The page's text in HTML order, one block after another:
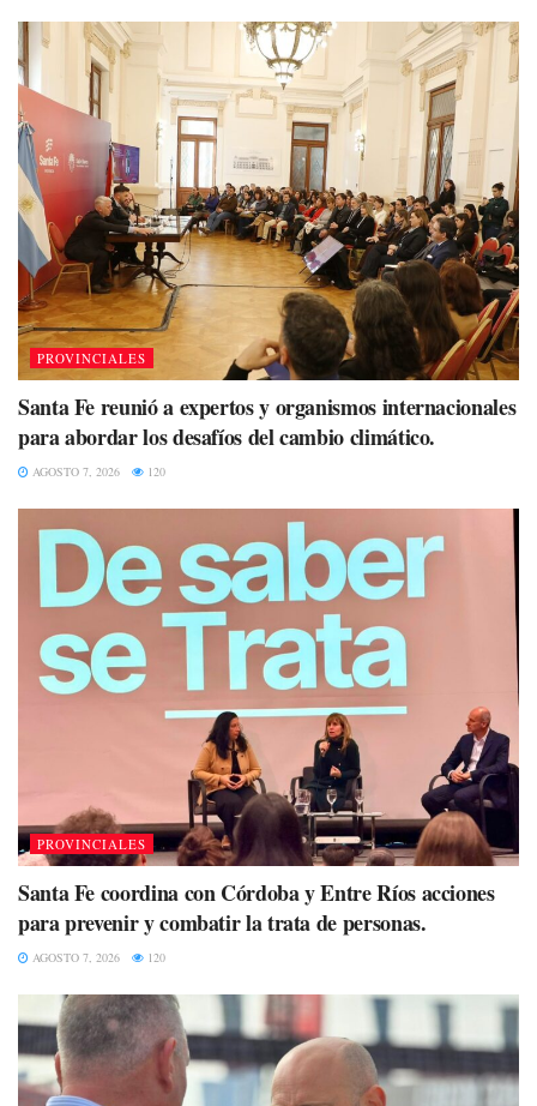
PROVINCIALES
Santa Fe reunió a expertos y organismos internacionales
para abordar los desafíos del cambio climático.
AGOSTO 7, 2026 120
PROVINCIALES
Santa Fe coordina con Córdoba y Entre Ríos acciones
para prevenir y combatir la trata de personas.
AGOSTO 7, 2026 120